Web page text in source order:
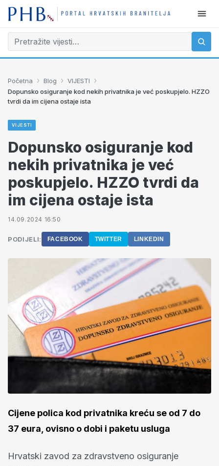
Početna › Blog › VIJESTI ›
Dopunsko osiguranje kod nekih privatnika je već poskupjelo. HZZO
tvrdi da im cijena ostaje ista
VIJESTI
Dopunsko osiguranje kod
nekih privatnika je već
poskupjelo. HZZO tvrdi da
im cijena ostaje ista
14.09.2024 16:50
PODIJELI: FACEBOOK TWITTER LINKEDIN
Cijene polica kod privatnika kreću se od 7 do
37 eura, ovisno o dobi i paketu usluga
Hrvatski zavod za zdravstveno osiguranje